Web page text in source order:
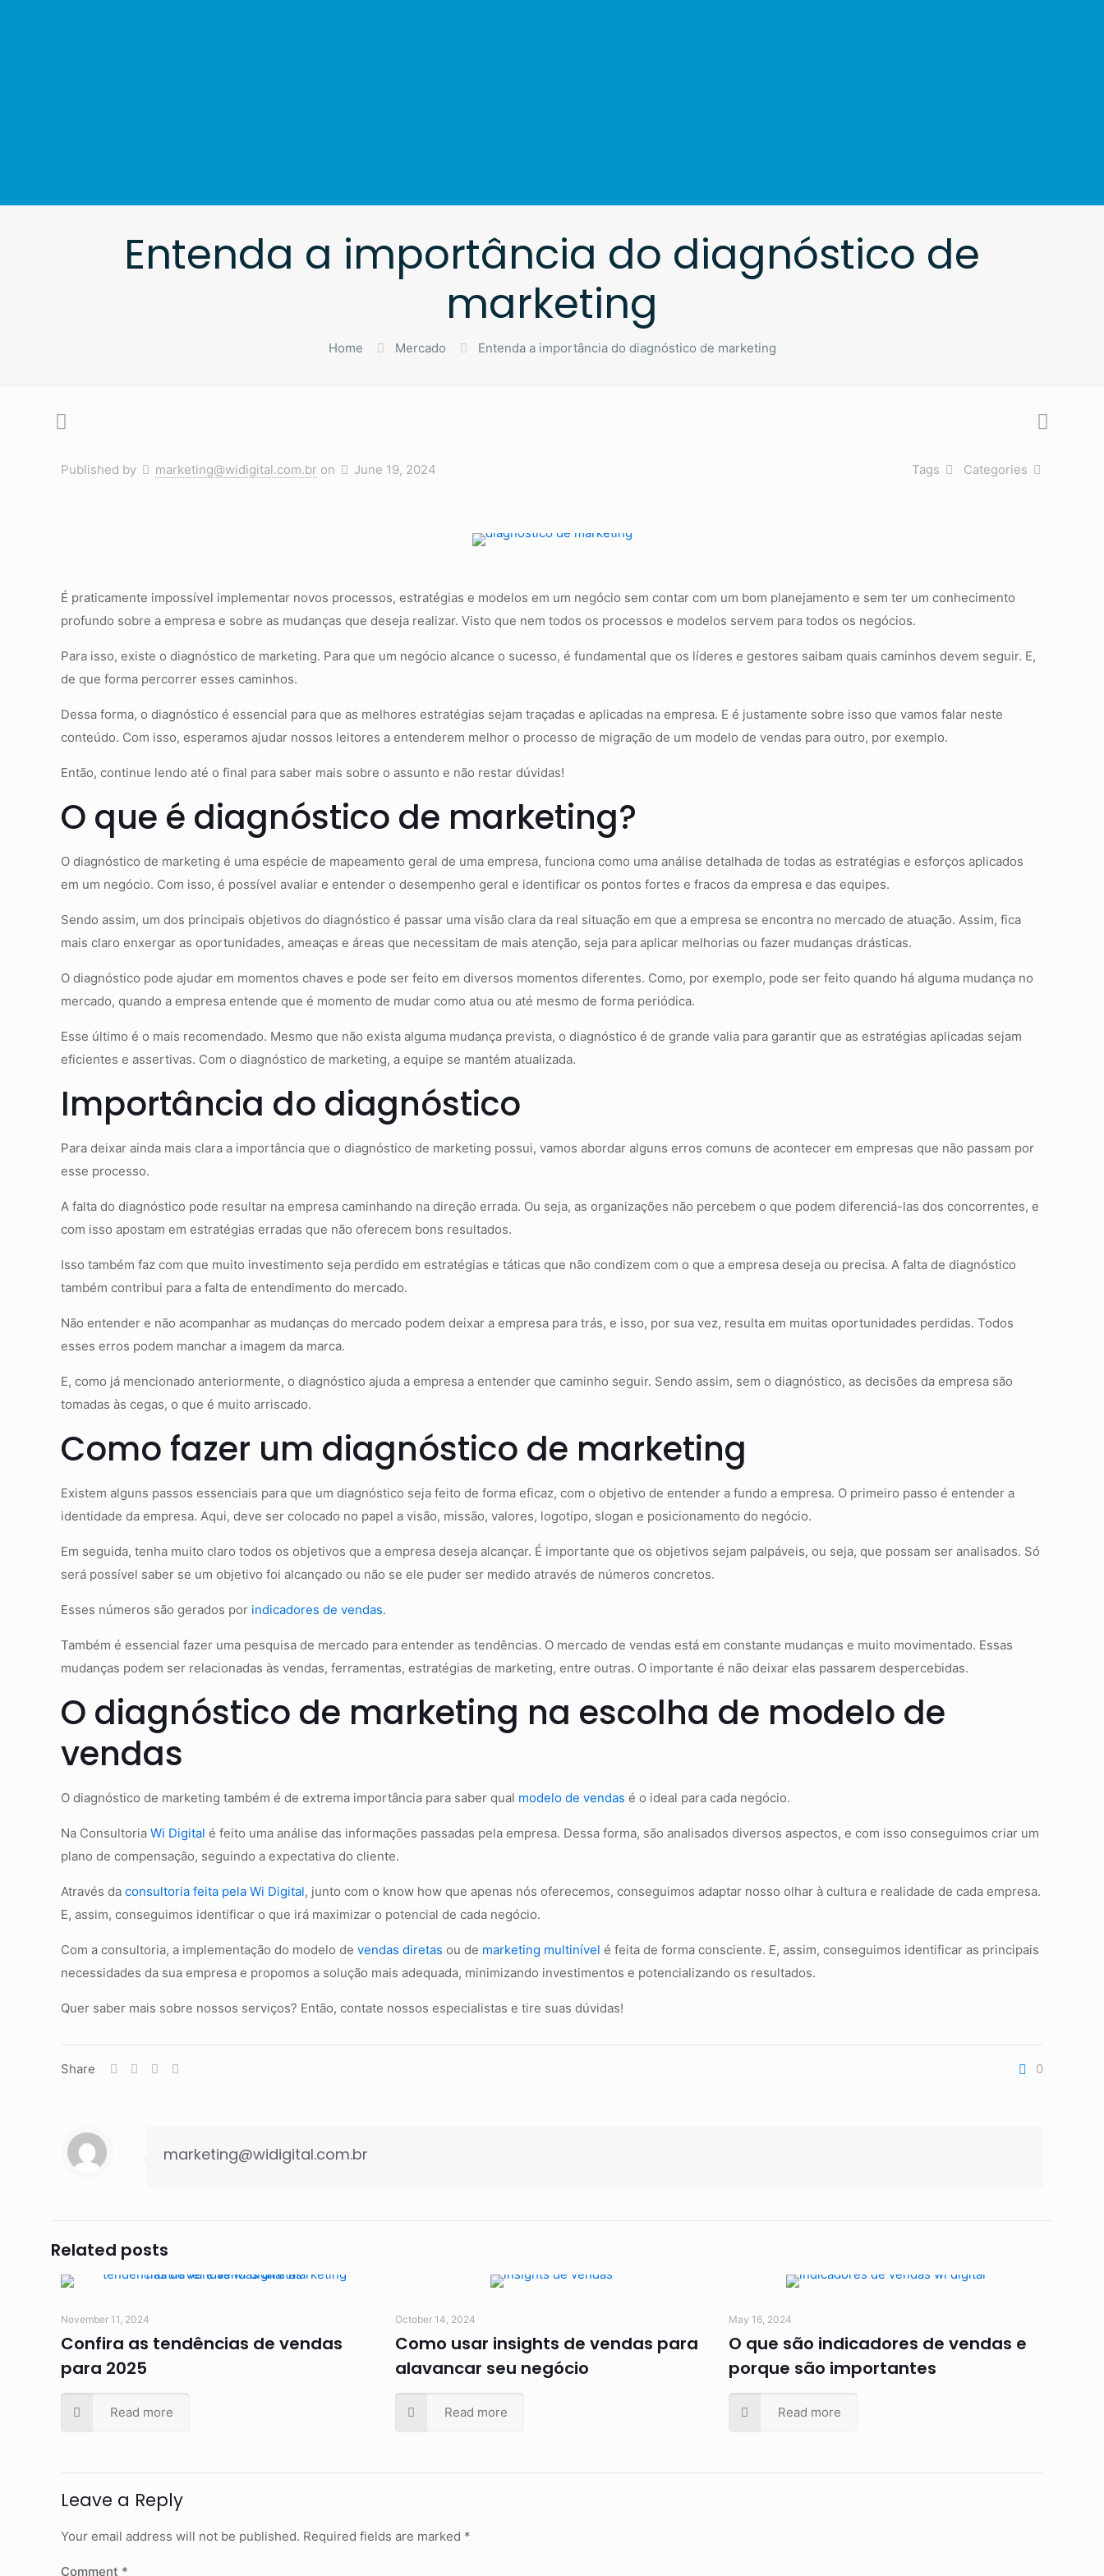
Entenda a importância do diagnóstico de
marketing
Home Mercado Entenda a importância do diagnóstico de marketing
Published by marketing@widigital.com.br on June 19, 2024 Categories
Tags
É praticamente impossível implementar novos processos, estratégias e modelos em um negócio sem contar com um bom planejamento e sem ter um conhecimento
profundo sobre a empresa e sobre as mudanças que deseja realizar. Visto que nem todos os processos e modelos servem para todos os negócios.
Para isso, existe o diagnóstico de marketing. Para que um negócio alcance o sucesso, é fundamental que os líderes e gestores saibam quais caminhos devem seguir. E,
de que forma percorrer esses caminhos.
Dessa forma, o diagnóstico é essencial para que as melhores estratégias sejam traçadas e aplicadas na empresa. E é justamente sobre isso que vamos falar neste
conteúdo. Com isso, esperamos ajudar nossos leitores a entenderem melhor o processo de migração de um modelo de vendas para outro, por exemplo.
Então, continue lendo até o final para saber mais sobre o assunto e não restar dúvidas!
O que é diagnóstico de marketing?
O diagnóstico de marketing é uma espécie de mapeamento geral de uma empresa, funciona como uma análise detalhada de todas as estratégias e esforços aplicados
em um negócio. Com isso, é possível avaliar e entender o desempenho geral e identificar os pontos fortes e fracos da empresa e das equipes.
Sendo assim, um dos principais objetivos do diagnóstico é passar uma visão clara da real situação em que a empresa se encontra no mercado de atuação. Assim, fica
mais claro enxergar as oportunidades, ameaças e áreas que necessitam de mais atenção, seja para aplicar melhorias ou fazer mudanças drásticas.
O diagnóstico pode ajudar em momentos chaves e pode ser feito em diversos momentos diferentes. Como, por exemplo, pode ser feito quando há alguma mudança no
mercado, quando a empresa entende que é momento de mudar como atua ou até mesmo de forma periódica.
Esse último é o mais recomendado. Mesmo que não exista alguma mudança prevista, o diagnóstico é de grande valia para garantir que as estratégias aplicadas sejam
eficientes e assertivas. Com o diagnóstico de marketing, a equipe se mantém atualizada.
Importância do diagnóstico
Para deixar ainda mais clara a importância que o diagnóstico de marketing possui, vamos abordar alguns erros comuns de acontecer em empresas que não passam por
esse processo.
A falta do diagnóstico pode resultar na empresa caminhando na direção errada. Ou seja, as organizações não percebem o que podem diferenciá-las dos concorrentes, e
com isso apostam em estratégias erradas que não oferecem bons resultados.
Isso também faz com que muito investimento seja perdido em estratégias e táticas que não condizem com o que a empresa deseja ou precisa. A falta de diagnóstico
também contribui para a falta de entendimento do mercado.
Não entender e não acompanhar as mudanças do mercado podem deixar a empresa para trás, e isso, por sua vez, resulta em muitas oportunidades perdidas. Todos
esses erros podem manchar a imagem da marca.
E, como já mencionado anteriormente, o diagnóstico ajuda a empresa a entender que caminho seguir. Sendo assim, sem o diagnóstico, as decisões da empresa são
tomadas às cegas, o que é muito arriscado.
Como fazer um diagnóstico de marketing
Existem alguns passos essenciais para que um diagnóstico seja feito de forma eficaz, com o objetivo de entender a fundo a empresa. O primeiro passo é entender a
identidade da empresa. Aqui, deve ser colocado no papel a visão, missão, valores, logotipo, slogan e posicionamento do negócio.
Em seguida, tenha muito claro todos os objetivos que a empresa deseja alcançar. É importante que os objetivos sejam palpáveis, ou seja, que possam ser analisados. Só
será possível saber se um objetivo foi alcançado ou não se ele puder ser medido através de números concretos.
Esses números são gerados por indicadores de vendas.
Também é essencial fazer uma pesquisa de mercado para entender as tendências. O mercado de vendas está em constante mudanças e muito movimentado. Essas
mudanças podem ser relacionadas às vendas, ferramentas, estratégias de marketing, entre outras. O importante é não deixar elas passarem despercebidas.
O diagnóstico de marketing na escolha de modelo de
vendas
O diagnóstico de marketing também é de extrema importância para saber qual modelo de vendas é o ideal para cada negócio.
Na ConsultoriaWi Digital é feito uma análise das informações passadas pela empresa. Dessa forma, são analisados diversos aspectos, e com isso conseguimos criar um
plano de compensação, seguindo a expectativa do cliente.
Através daconsultoria feita pela Wi Digital, junto com o know how que apenas nós oferecemos, conseguimos adaptar nosso olhar à cultura e realidade de cada empresa.
E, assim, conseguimos identificar o que irá maximizar o potencial de cada negócio.
Com a consultoria, a implementação do modelo devendas diretas ou de marketing multinível é feita de forma consciente. E, assim, conseguimos identificar as principais
necessidades da sua empresa e propomos a solução mais adequada, minimizando investimentos e potencializando os resultados.
Quer saber mais sobre nossos serviços? Então, contate nossos especialistas e tire suas dúvidas!
Share 0
marketing@widigital.com.br
Related posts
November 11, 2024
Confira as tendências de vendas
para 2025
Read more
October 14, 2024
Como usar insights de vendas para
alavancar seu negócio
Read more
May 16, 2024
O que são indicadores de vendas e
porque são importantes
Read more
Leave a Reply
Your email address will not be published. Required fields are marked *
Comment *